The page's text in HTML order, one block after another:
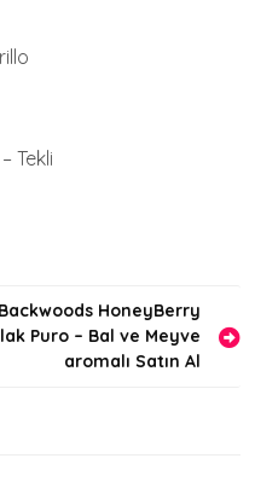
Tekli
Backwoods HoneyBerry
Puro – Bal ve Meyve
aromalı Satın Al